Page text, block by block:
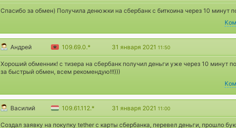
Спасибо за обмен) Получила денюжки на сбербанк с биткоина через 10 минут
Андрей 109.69.0.* 31 января 2021 11:50
Хороший обменник! с тизера на сбербанк получил деньги уже через 10 минут
за быстрый обмен, всем рекомендую!!!)))
Василий 109.61.112.* 31 января 2021 11:00
Создал заявку на покупку tether с карты сбербанка, перевел деньги, прошло